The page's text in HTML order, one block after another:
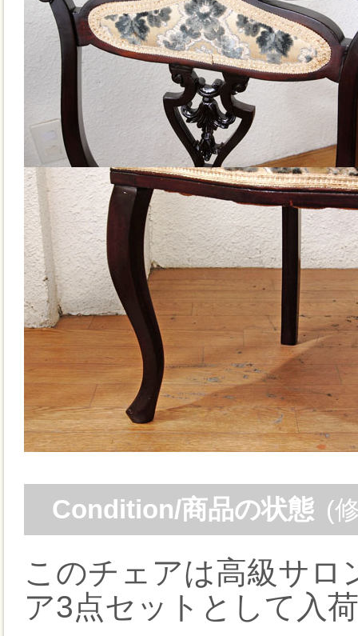
Condition/商品の状態 (
このチェアは高級サ
ア3点セットとして入